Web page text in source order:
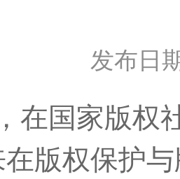
发布日
在国家版权
版权保护